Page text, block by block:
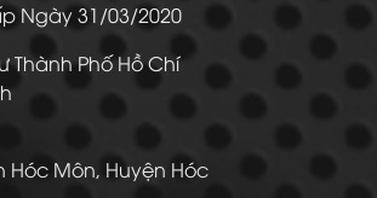
Ngày 31/03/2020
Thành Phố Hồ Chí
Hóc Môn, Huyện Hóc